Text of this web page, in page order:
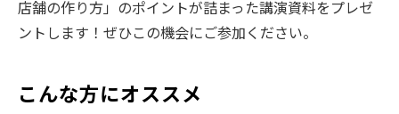
店舗の作り方」のポイントが詰まった講演資料をプレゼ
ントします！ぜひこの機会にご参加ください。
こんな方にオススメ